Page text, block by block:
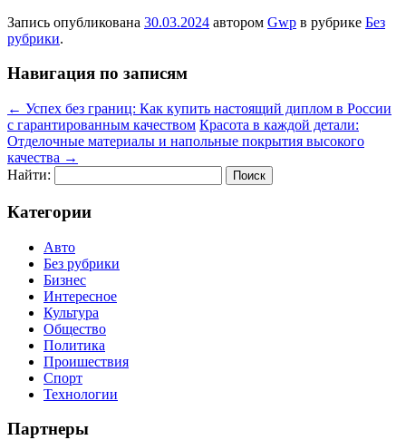
Запись опубликована 30.03.2024 автором Gwp в рубрике Без
рубрики.
Навигация по записям
← Успех без границ: Как купить настоящий диплом в России
с гарантированным качеством Красота в каждой детали:
Отделочные материалы и напольные покрытия высокого
качества →
Найти:
Категории
Авто
Без рубрики
Бизнес
Интересное
Культура
Общество
Политика
Проишествия
Спорт
Технологии
Партнеры